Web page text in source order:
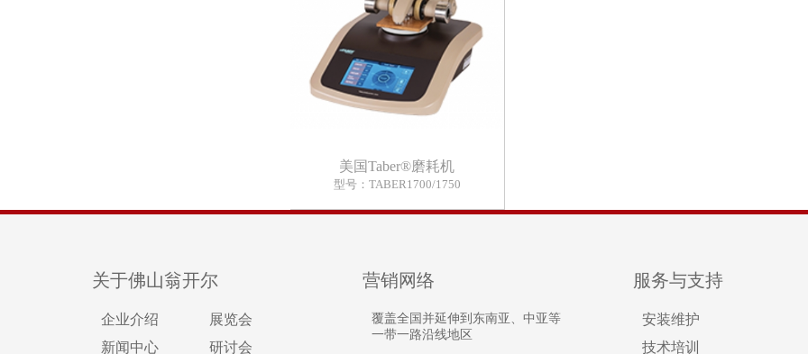
美国Taber®磨耗机
型号：TABER1700/1750
关于佛山翁开尔
企业介绍
新闻中心
展览会
研讨会
营销网络
覆盖全国并延伸到东南亚、中亚等
一带一路沿线地区
服务与支持
安装维护
技术培训